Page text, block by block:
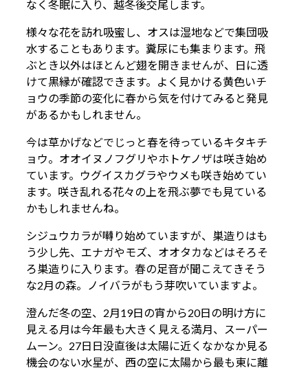
なく冬眠に入り、越冬後交尾します。
様々な花を訪れ吸蜜し、オスは湿地などで集団吸
水することもあります。糞尿にも集まります。飛
ぶとき以外はほとんど翅を開きませんが、日に透
けて黒縁が確認できます。よく見かける黄色いチ
ョウの季節の変化に春から気を付けてみると発見
があるかもしれません。
今は草かげなどでじっと春を待っているキタキチ
ョウ。オオイヌノフグリやホトケノザは咲き始め
ています。ウグイスカグラやウメも咲き始めてい
ます。咲き乱れる花々の上を飛ぶ夢でも見ている
かもしれませんね。
シジュウカラが囀り始めていますが、巣造りはも
う少し先、エナガやモズ、オオタカなどはそろそ
ろ巣造りに入ります。春の足音が聞こえてきそう
な2月の森。ノイバラがもう芽吹いていますよ。
澄んだ冬の空、2月19日の宵から20日の明け方に
見える月は今年最も大きく見える満月、スーパー
ムーン。27日日没直後は太陽に近くなかなか見る
機会のない水星が、西の空に太陽から最も東に離